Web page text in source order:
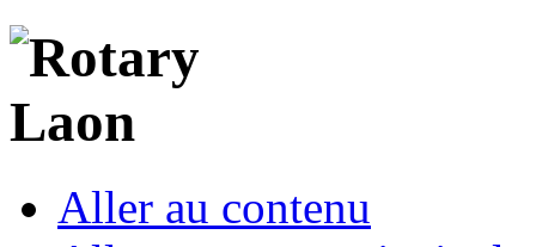
Aller au contenu